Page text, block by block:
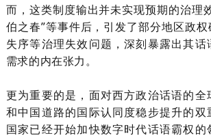
而，这类制度输出并未实现预期的治理
伯之春”等事件后，引发了部分地区政
失序等治理失效问题，深刻暴露出其话
需求的内在张力。
更为重要的是，面对西方政治话语的全
和中国道路的国际认同度稳步提升的双
国家已经开始加快数字时代话语霸权的